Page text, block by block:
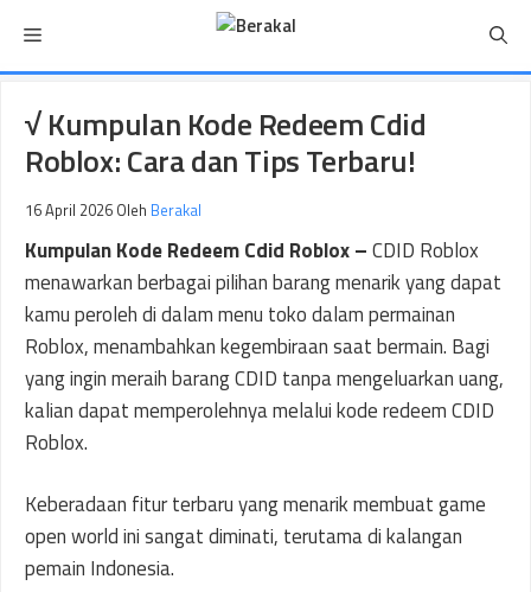
isi
Menu
√ Kumpulan Kode Redeem Cdid
Roblox: Cara dan Tips Terbaru!
16 April 2026 Oleh Berakal
Kumpulan Kode Redeem Cdid Roblox –CDID Roblox
menawarkan berbagai pilihan barang menarik yang dapat
kamu peroleh di dalam menu toko dalam permainan
Roblox, menambahkan kegembiraan saat bermain. Bagi
yang ingin meraih barang CDID tanpa mengeluarkan uang,
kalian dapat memperolehnya melalui kode redeem CDID
Roblox.
Keberadaan fitur terbaru yang menarik membuat game
open world ini sangat diminati, terutama di kalangan
pemain Indonesia.